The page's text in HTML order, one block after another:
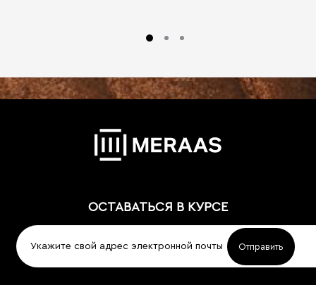
ОСТАВАТЬСЯ В КУРСЕ